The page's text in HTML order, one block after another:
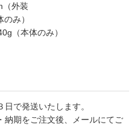
（外装
み）
（本体のみ）
で発送いたします。
納期をご注文後、メールにてご